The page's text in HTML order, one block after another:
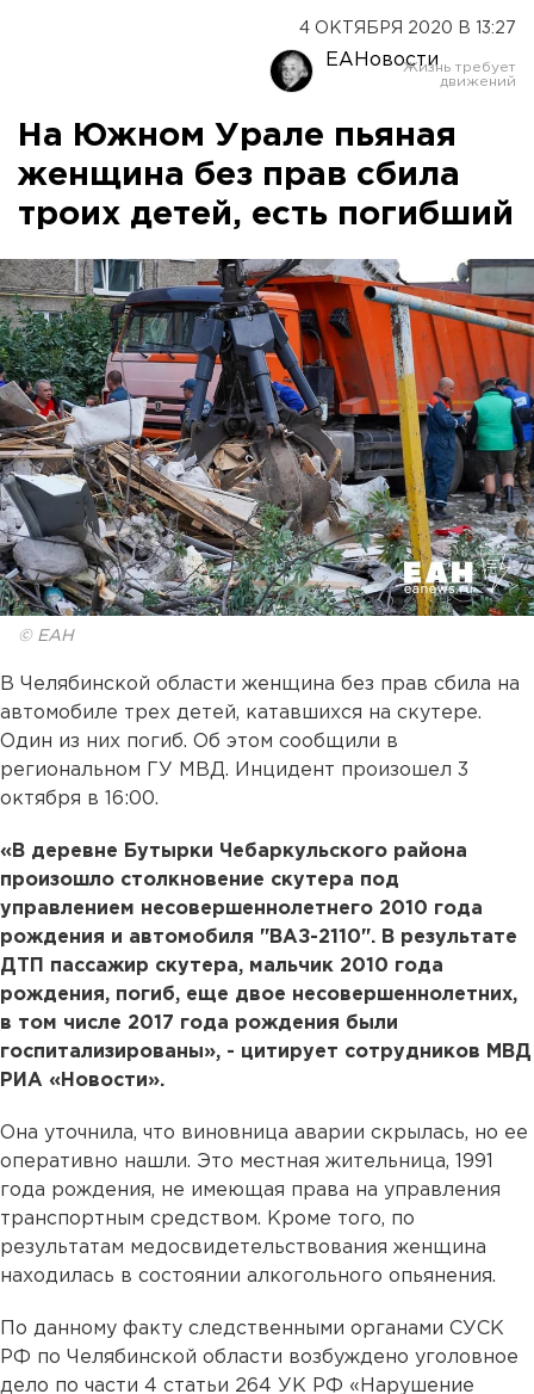
4 ОКТЯБРЯ 2020 В 13:27
ЕАНовости
На Южном Урале пьяная
женщина без прав сбила
троих детей, есть погибший
© ЕАН
В Челябинской области женщина без прав сбила на
автомобиле трех детей, катавшихся на скутере.
Один из них погиб. Об этом сообщили в
региональном ГУ МВД. Инцидент произошел 3
октября в 16:00.
«В деревне Бутырки Чебаркульского района
произошло столкновение скутера под
управлением несовершеннолетнего 2010 года
рождения и автомобиля "ВАЗ-2110". В результате
ДТП пассажир скутера, мальчик 2010 года
рождения, погиб, еще двое несовершеннолетних,
в том числе 2017 года рождения были
госпитализированы», - цитирует сотрудников МВД
РИА «Новости».
Она уточнила, что виновница аварии скрылась, но ее
оперативно нашли. Это местная жительница, 1991
года рождения, не имеющая права на управления
транспортным средством. Кроме того, по
результатам медосвидетельствования женщина
находилась в состоянии алкогольного опьянения.
По данному факту следственными органами СУСК
РФ по Челябинской области возбуждено уголовное
дело по части 4 статьи 264 УК РФ «Нарушение